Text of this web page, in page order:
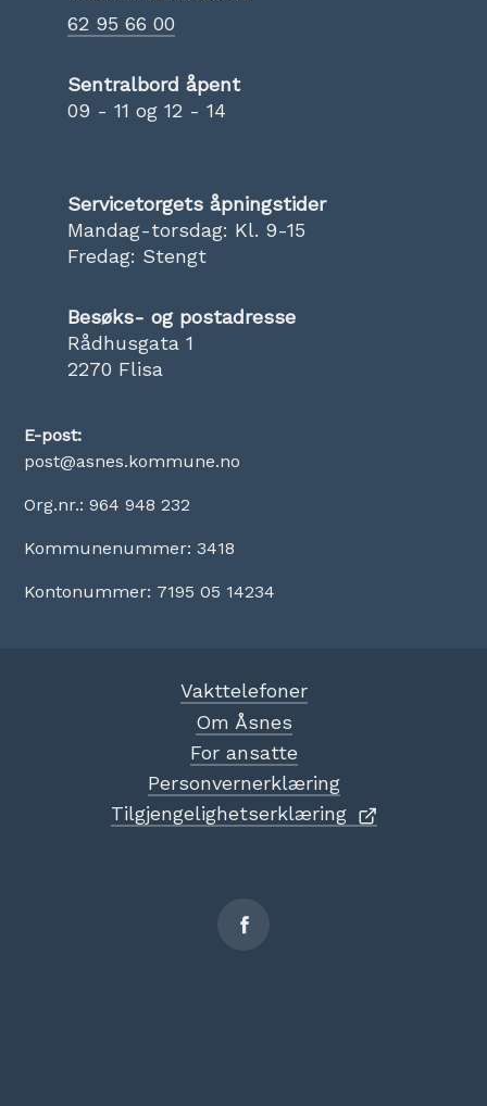
62 95 66 00
Sentralbord åpent
09 - 11 og 12 - 14
Servicetorgets åpningstider
Mandag-torsdag: Kl. 9-15
Fredag: Stengt
Besøks- og postadresse
Rådhusgata 1
2270 Flisa
E-post:
post@asnes.kommune.no
Org.nr.: 964 948 232
Kommunenummer: 3418
Kontonummer: 7195 05 14234
Vakttelefoner
Om Åsnes
For ansatte
Personvernerklæring
Tilgjengelighetserklæring